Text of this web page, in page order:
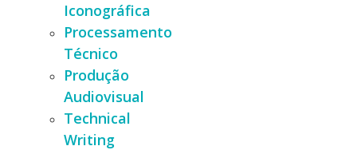
Iconográfica
Processamento
Técnico
Produção
Audiovisual
Technical
Writing